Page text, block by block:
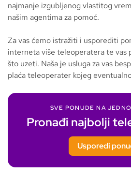
najmanje izgubljenog vlastitog
našim agentima za pomoć.
Za vas ćemo istražiti i usporediti
interneta više teleoperatera te vas
što uzeti. Naša je usluga za vas
plaća teleoperater kojeg
SVE PONUDE NA
Pronađi najbolji
Usporedi